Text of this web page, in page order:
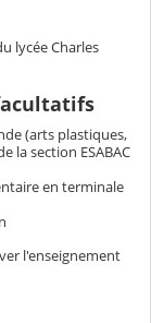
lycée Charles
(arts plastiques,
la section ESABAC
en terminale
l'enseignement